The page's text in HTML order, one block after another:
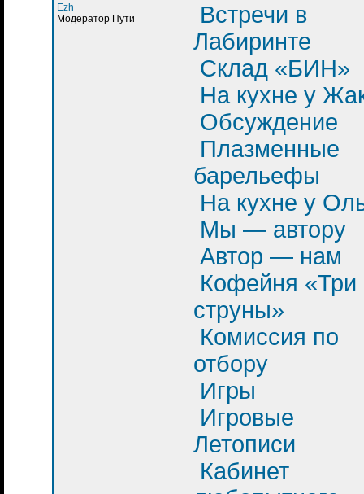
Ezh
Модератор Пути
Встречи в
Лабиринте
Склад «БИН»
На кухне у
Обсуждение
Плазменные
барельефы
На кухне у
Мы — автору
Автор — нам
Кофейня «Три
струны»
Комиссия по
отбору
Игры
Игровые
Летописи
Кабинет